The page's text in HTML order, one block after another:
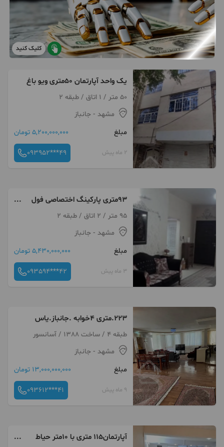
کلیک کنید
یک واحد آپارتمان 50متری ویو باغ
50 متر / 1 اتاق / طبقه 2
مشهد - جانباز
مبلغ
5,200,000,000 تومان
2 ماه پیش 093952***49
۹۳متری پارکینگ اختصاصی فول
سر جلو مسترملک
95 متر / 2 اتاق / طبقه 2
مشهد - جانباز
مبلغ
5,430,000,000 تومان
3 ماه پیش 093594***42
۲۲۳.متری ۴خوابه .جانباز.یاس
طبقه 4 / ساخت 1388 / آسانسور
مشهد - جانباز
مبلغ
13,000,000,000 تومان
9 ماه پیش 093612***41
آپارتمان115 متری با 10متر حیاط